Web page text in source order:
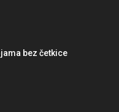
bez četkice